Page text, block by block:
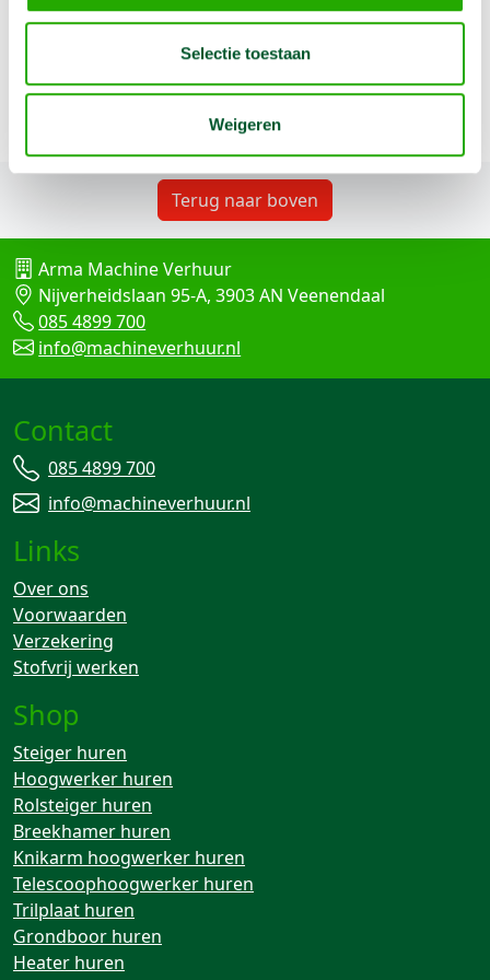
Selectie toestaan
Weigeren
700. Wij staan klaar voor al je vragen en geven je graag
advies. Huur slim, werk sneller - kies voor Arma
Neem contact op
Terug naar boven
Arma Machine Verhuur
Nijverheidslaan 95-A, 3903 AN Veenendaal
085 4899 700
info@machineverhuur.nl
Contact
085 4899 700
info@machineverhuur.nl
Links
Over ons
Voorwaarden
Verzekering
Stofvrij werken
Shop
Steiger huren
Hoogwerker huren
Rolsteiger huren
Breekhamer huren
Knikarm hoogwerker huren
Telescoophoogwerker huren
Trilplaat huren
Grondboor huren
Heater huren